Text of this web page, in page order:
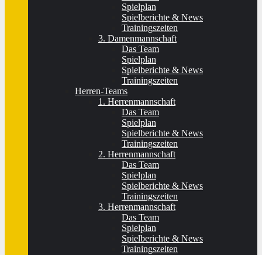
Spielplan
Spielberichte & News
Trainingszeiten
3. Damenmannschaft
Das Team
Spielplan
Spielberichte & News
Trainingszeiten
Herren-Teams
1. Herrenmannschaft
Das Team
Spielplan
Spielberichte & News
Trainingszeiten
2. Herrenmannschaft
Das Team
Spielplan
Spielberichte & News
Trainingszeiten
3. Herrenmannschaft
Das Team
Spielplan
Spielberichte & News
Trainingszeiten